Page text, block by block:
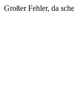
Großer Fehler, da